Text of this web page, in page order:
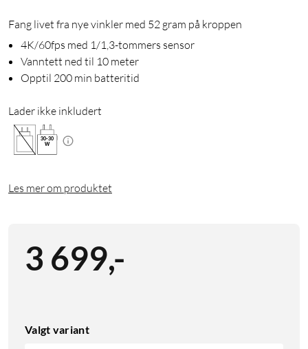
Fang livet fra nye vinkler med 52 gram på kroppen
4K/60fps med 1/1,3-tommers sensor
Vanntett ned til 10 meter
Opptil 200 min batteritid
Lader ikke inkludert
30-30
W
Les mer om produktet
3 699,-
Valgt variant